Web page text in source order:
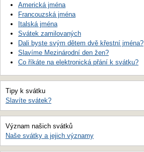
Americká jména
Francouzská jména
Italská jména
Svátek zamilovaných
Dali byste svým dětem dvě křestní jména?
Slavíme Mezinárodní den žen?
Co říkáte na elektronická přání k svátku?
Tipy k svátku
Slavíte svátek?
Význam našich svátků
Naše svátky a jejich významy